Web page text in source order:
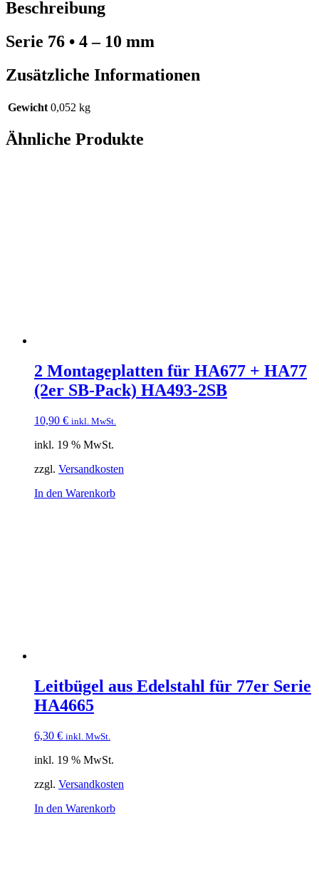
Beschreibung
Serie 76 • 4 – 10 mm
Zusätzliche Informationen
Gewicht 0,052 kg
Ähnliche Produkte
2 Montageplatten für HA677 + HA77
(2er SB-Pack) HA493-2SB
10,90 € inkl. MwSt.
inkl. 19 % MwSt.
zzgl. Versandkosten
In den Warenkorb
Leitbügel aus Edelstahl für 77er Serie
HA4665
6,30 € inkl. MwSt.
inkl. 19 % MwSt.
zzgl. Versandkosten
In den Warenkorb